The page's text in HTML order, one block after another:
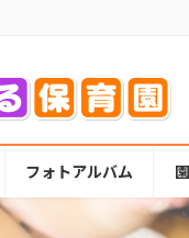
フォトアルバム